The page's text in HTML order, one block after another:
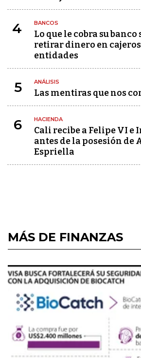
4 BANCOS
Lo que le cobra su
retirar dinero en
entidades
5 ANÁLISIS
Las mentiras que nos
6 HACIENDA
Cali recibe a Felipe VI e
antes de la posesión de
Espriella
MÁS DE FINANZAS